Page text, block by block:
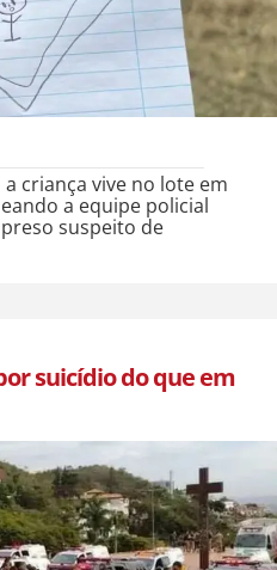
criança vive no lote em
a equipe policial
suspeito de
suicídio do que em